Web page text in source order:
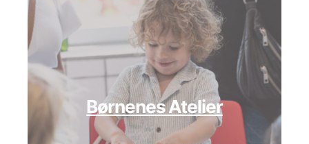
Børnenes Atelier